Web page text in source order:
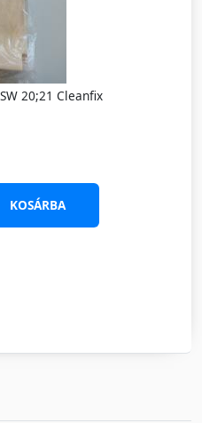
20;21 Cleanfix
KOSÁRBA